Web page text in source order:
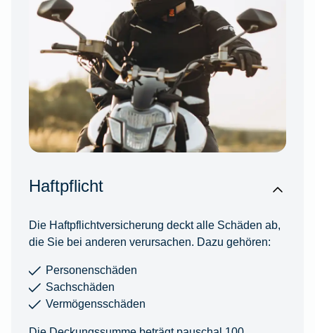
Haftpflicht
Die Haftpflichtversicherung deckt alle Schäden ab,
die Sie bei anderen verursachen. Dazu gehören:
Personenschäden
Sachschäden
Vermögensschäden